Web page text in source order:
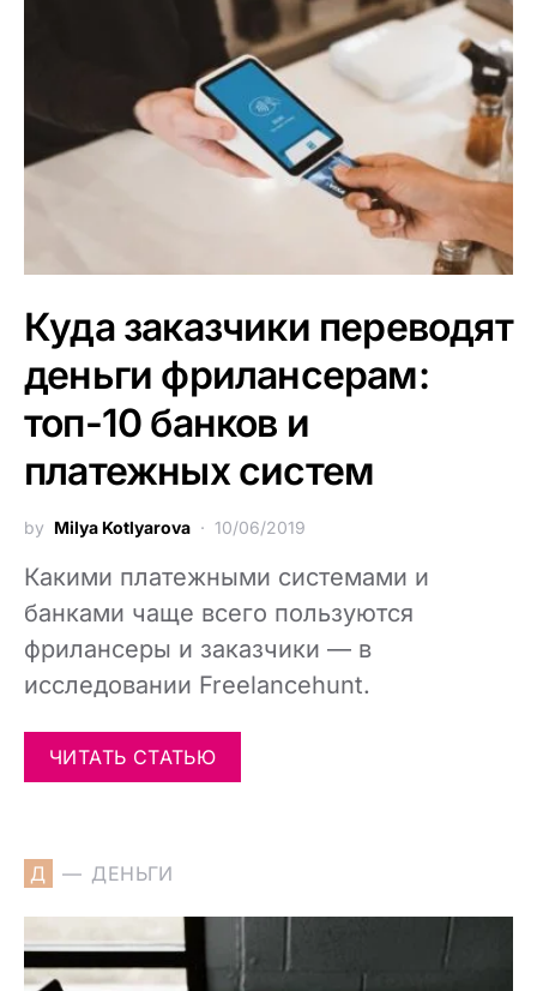
Куда заказчики переводят
деньги фрилансерам:
топ-10 банков и
платежных систем
by Milya Kotlyarova 10/06/2019
Какими платежными системами и
банками чаще всего пользуются
фрилансеры и заказчики — в
исследовании Freelancehunt.
ЧИТАТЬ СТАТЬЮ
Д ДЕНЬГИ